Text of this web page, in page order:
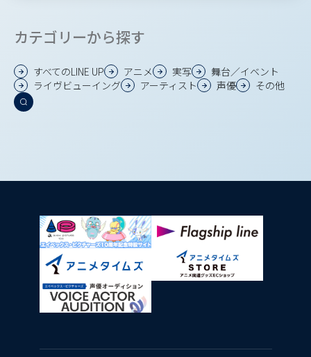
カテゴリーから探す
すべてのLINE UP アニメ 実写
舞台／イベント
ライヴビューイング
アーティスト 声優 その他